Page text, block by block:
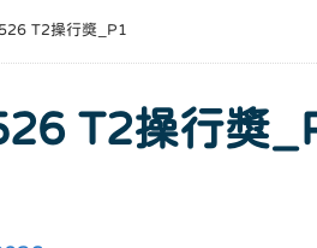
T2操行獎_P1
T2操行獎